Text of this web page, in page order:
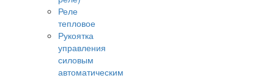
Реле
тепловое
Рукоятка
управления
силовым
автоматическим